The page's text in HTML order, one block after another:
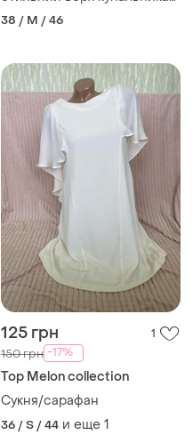
р.m
38 / M / 46
125 грн 1
150 грн -17%
Top Melon collection
Сукня/сарафан
36 / S / 44 и еще 1